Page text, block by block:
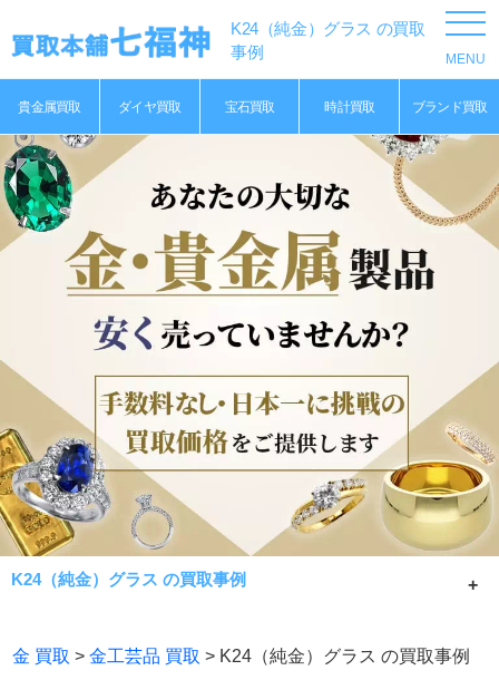
K24（純金）グラス の買取
事例
貴金属買取 ダイヤ買取 宝石買取 時計買取 ブランド買取
K24（純金）グラス の買取事例
K24（純金）グラス の買取事例です。
金 買取 >金工芸品 買取 > K24（純金）グラス の買取事例